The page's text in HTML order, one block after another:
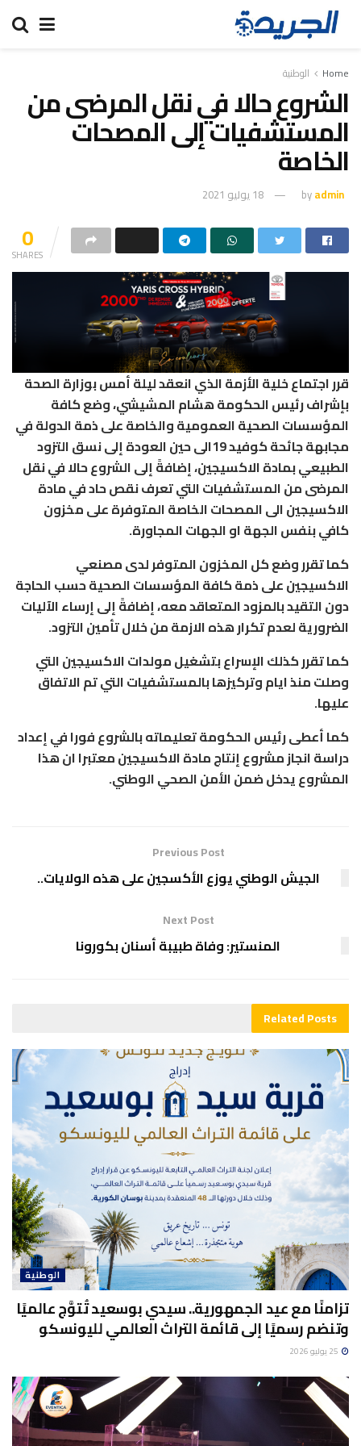
Home الوطنية
الشروع حالا في نقل المرضى من
المستشفيات إلى المصحات
الخاصة
byadmin 18 يوليو 2021
0
SHARES
قرر اجتماع خلية الأزمة الذي انعقد ليلة أمس بوزارة الصحة
بإشراف رئيس الحكومة هشام المشيشي، وضع كافة
المؤسسات الصحية العمومية والخاصة على ذمة الدولة في
مجابهة جائحة كوفيد 19الى حين العودة إلى نسق التزود
الطبيعي بمادة الاكسيجين، إضافةً إلى الشروع حالا في نقل
المرضى من المستشفيات التي تعرف نقص حاد في مادة
الاكسيجين الى المصحات الخاصة المتوفرة على مخزون
كافي بنفس الجهة او الجهات المجاورة.
كما تقرر وضع كل المخزون المتوفر لدى مصنعي
الاكسيجين على ذمة كافة المؤسسات الصحية حسب الحاجة
دون التقيد بالمزود المتعاقد معه، إضافةً إلى إرساء الآليات
الضرورية لعدم تكرار هذه الازمة من خلال تأمين التزود.
كما تقرر كذلك الإسراع بتشغيل مولدات الاكسيجين التي
وصلت منذ ايام وتركيزها بالمستشفيات التي تم الاتفاق
عليها.
كما أعطى رئيس الحكومة تعليماته بالشروع فورا في إعداد
دراسة انجاز مشروع إنتاج مادة الاكسيجين معتبرا ان هذا
المشروع يدخل ضمن الأمن الصحي الوطني.
Previous Post
الجيش الوطني يوزع الأكسجين على هذه الولايات..
Next Post
المنستير: وفاة طبيبة أسنان بكورونا
RelatedPosts
الوطنية
تزامنًا مع عيد الجمهورية.. سيدي بوسعيد تُتوَّج عالميًا
وتنضم رسميًا إلى قائمة التراث العالمي لليونسكو